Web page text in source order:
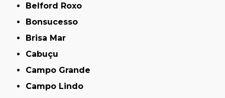
Belford Roxo
Bonsucesso
Brisa Mar
Cabuçu
Campo Grande
Campo Lindo